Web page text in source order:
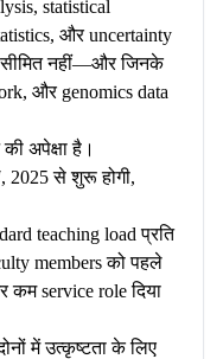
statistical
और uncertainty
सीमित नहीं—और जिनके
और genomics data
अपेक्षा है।
2025 से शुरू होगी,
teaching load प्रति
members को पहले
कम service role दिया
में उत्कृष्टता के लिए